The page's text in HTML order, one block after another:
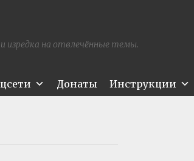
изредка на отвлечённые темы.
Донаты Инструкции